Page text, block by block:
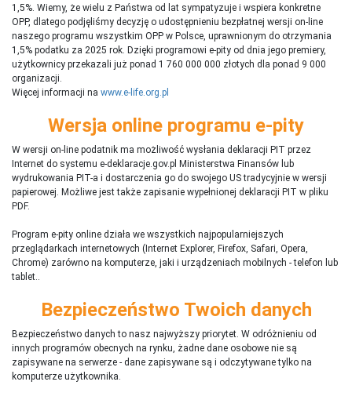
1,5%. Wiemy, że wielu z Państwa od lat sympatyzuje i wspiera konkretne
OPP, dlatego podjęliśmy decyzję o udostępnieniu bezpłatnej wersji on-line
naszego programu wszystkim OPP w Polsce, uprawnionym do otrzymania
1,5% podatku za 2025 rok. Dzięki programowi e-pity od dnia jego premiery,
użytkownicy przekazali już ponad 1 760 000 000 złotych dla ponad 9 000
organizacji.
Więcej informacji na www.e-life.org.pl
Wersja online programu e-pity
W wersji on-line podatnik ma możliwość wysłania deklaracji PIT przez
Internet do systemu e-deklaracje.gov.pl Ministerstwa Finansów lub
wydrukowania PIT-a i dostarczenia go do swojego US tradycyjnie w wersji
papierowej. Możliwe jest także zapisanie wypełnionej deklaracji PIT w pliku
PDF.
Program e-pity online działa we wszystkich najpopularniejszych
przeglądarkach internetowych (Internet Explorer, Firefox, Safari, Opera,
Chrome) zarówno na komputerze, jaki i urządzeniach mobilnych - telefon lub
tablet..
Bezpieczeństwo Twoich danych
Bezpieczeństwo danych to nasz najwyższy priorytet. W odróżnieniu od
innych programów obecnych na rynku, żadne dane osobowe nie są
zapisywane na serwerze - dane zapisywane są i odczytywane tylko na
komputerze użytkownika.